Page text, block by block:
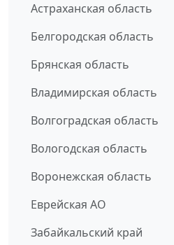
Астраханская область
Белгородская область
Брянская область
Владимирская область
Волгоградская область
Вологодская область
Воронежская область
Еврейская АО
Забайкальский край